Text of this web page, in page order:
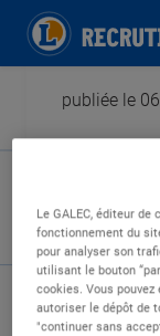
publiée le
Type de
Expérience :
Études :
Le GALEC, éditeur
fonctionnement du
pour analyser son
utilisant le bouton
cookies. Vous
autoriser le dépôt de
"continuer sans